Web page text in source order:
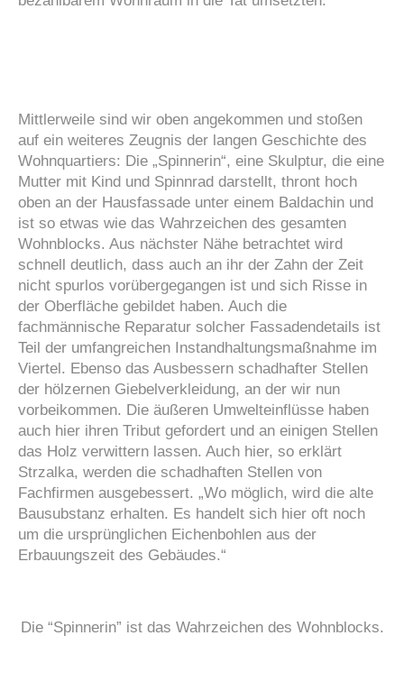
Mittlerweile sind wir oben angekommen und stoßen
auf ein weiteres Zeugnis der langen Geschichte des
Wohnquartiers: Die „Spinnerin“, eine Skulptur, die eine
Mutter mit Kind und Spinnrad darstellt, thront hoch
oben an der Hausfassade unter einem Baldachin und
ist so etwas wie das Wahrzeichen des gesamten
Wohnblocks. Aus nächster Nähe betrachtet wird
schnell deutlich, dass auch an ihr der Zahn der Zeit
nicht spurlos vorübergegangen ist und sich Risse in
der Oberfläche gebildet haben. Auch die
fachmännische Reparatur solcher Fassadendetails ist
Teil der umfangreichen Instandhaltungsmaßnahme im
Viertel. Ebenso das Ausbessern schadhafter Stellen
der hölzernen Giebelverkleidung, an der wir nun
vorbeikommen. Die äußeren Umwelteinflüsse haben
auch hier ihren Tribut gefordert und an einigen Stellen
das Holz verwittern lassen. Auch hier, so erklärt
Strzalka, werden die schadhaften Stellen von
Fachfirmen ausgebessert. „Wo möglich, wird die alte
Bausubstanz erhalten. Es handelt sich hier oft noch
um die ursprünglichen Eichenbohlen aus der
Erbauungszeit des Gebäudes.“
Die “Spinnerin” ist das Wahrzeichen des Wohnblocks.